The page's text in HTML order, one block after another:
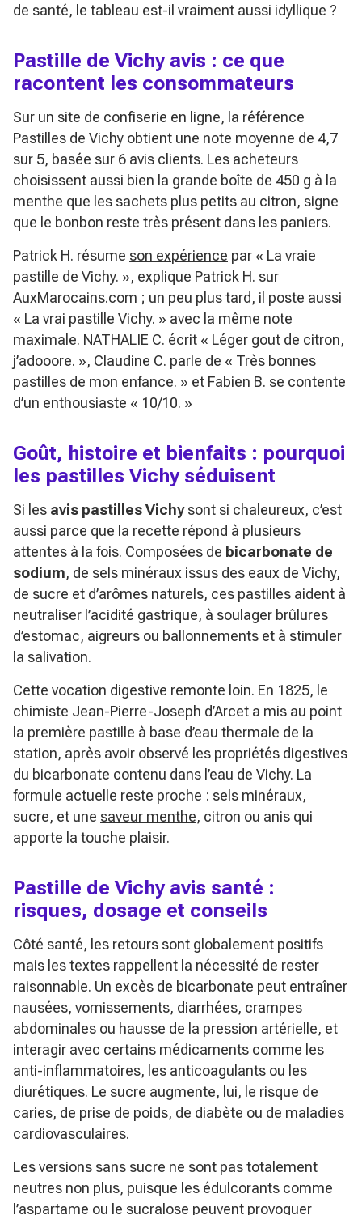
de santé, le tableau est-il vraiment aussi idyllique ?
Pastille de Vichy avis : ce que
racontent les consommateurs
Sur un site de confiserie en ligne, la référence
Pastilles de Vichy obtient une note moyenne de 4,7
sur 5, basée sur 6 avis clients. Les acheteurs
choisissent aussi bien la grande boîte de 450 g à la
menthe que les sachets plus petits au citron, signe
que le bonbon reste très présent dans les paniers.
Patrick H. résume son expérience par « La vraie
pastille de Vichy. », explique Patrick H. sur
AuxMarocains.com ; un peu plus tard, il poste aussi
« La vrai pastille Vichy. » avec la même note
maximale. NATHALIE C. écrit « Léger gout de citron,
j’adooore. », Claudine C. parle de « Très bonnes
pastilles de mon enfance. » et Fabien B. se contente
d’un enthousiaste « 10/10. »
Goût, histoire et bienfaits : pourquoi
les pastilles Vichy séduisent
Si les avis pastilles Vichysont si chaleureux, c’est
aussi parce que la recette répond à plusieurs
attentes à la fois. Composées de bicarbonate de
sodium, de sels minéraux issus des eaux de Vichy,
de sucre et d’arômes naturels, ces pastilles aident à
neutraliser l’acidité gastrique, à soulager brûlures
d’estomac, aigreurs ou ballonnements et à stimuler
la salivation.
Cette vocation digestive remonte loin. En 1825, le
chimiste Jean-Pierre-Joseph d’Arcet a mis au point
la première pastille à base d’eau thermale de la
station, après avoir observé les propriétés digestives
du bicarbonate contenu dans l’eau de Vichy. La
formule actuelle reste proche : sels minéraux,
sucre, et une saveur menthe, citron ou anis qui
apporte la touche plaisir.
Pastille de Vichy avis santé :
risques, dosage et conseils
Côté santé, les retours sont globalement positifs
mais les textes rappellent la nécessité de rester
raisonnable. Un excès de bicarbonate peut entraîner
nausées, vomissements, diarrhées, crampes
abdominales ou hausse de la pression artérielle, et
interagir avec certains médicaments comme les
anti-inflammatoires, les anticoagulants ou les
diurétiques. Le sucre augmente, lui, le risque de
caries, de prise de poids, de diabète ou de maladies
cardiovasculaires.
Les versions sans sucre ne sont pas totalement
neutres non plus, puisque les édulcorants comme
l’aspartame ou le sucralose peuvent provoquer